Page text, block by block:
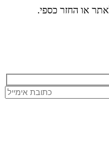
או החזר כספי.